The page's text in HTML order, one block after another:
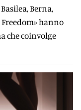
Berna,
hanno
che coinvolge